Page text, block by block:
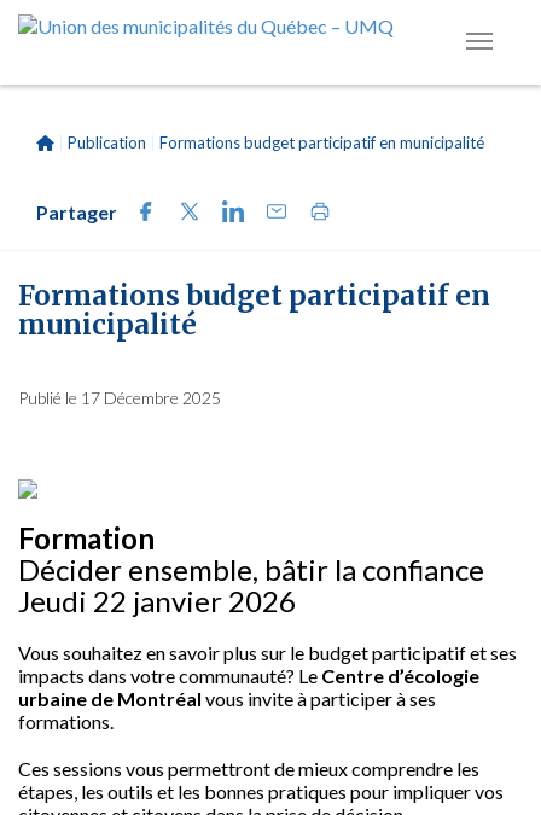
Publication Formations budget participatif en municipalité
Partager
Formations budget participatif en
municipalité
Publié le 17 Décembre 2025
Formation
Décider ensemble, bâtir la confiance
Jeudi 22 janvier 2026
Vous souhaitez en savoir plus sur le budget participatif et ses
impacts dans votre communauté? Le Centre d’écologie
urbaine de Montréal vous invite à participer à ses
formations.
Ces sessions vous permettront de mieux comprendre les
étapes, les outils et les bonnes pratiques pour impliquer vos